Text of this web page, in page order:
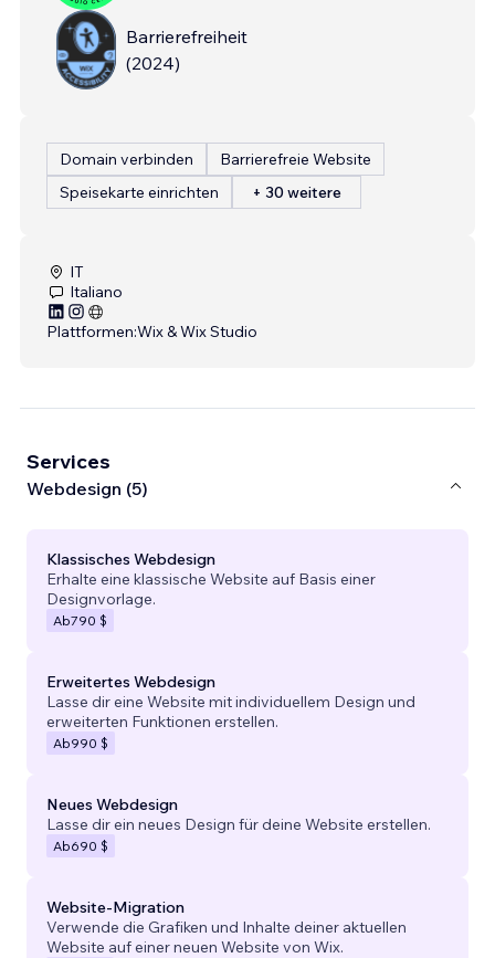
Barrierefreiheit
(2024)
Domain verbinden
Barrierefreie Website
Speisekarte einrichten
+ 30 weitere
IT
Italiano
Plattformen:Wix & Wix Studio
Services
Webdesign (5)
Klassisches Webdesign
Erhalte eine klassische Website auf Basis einer
Designvorlage.
Ab790 $
Erweitertes Webdesign
Lasse dir eine Website mit individuellem Design und
erweiterten Funktionen erstellen.
Ab990 $
Neues Webdesign
Lasse dir ein neues Design für deine Website erstellen.
Ab690 $
Website-Migration
Verwende die Grafiken und Inhalte deiner aktuellen
Website auf einer neuen Website von Wix.